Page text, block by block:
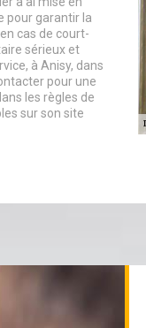
pour garantir la
cas de court-
sérieux et
à Anisy, dans
pour une
les règles de
sur son site